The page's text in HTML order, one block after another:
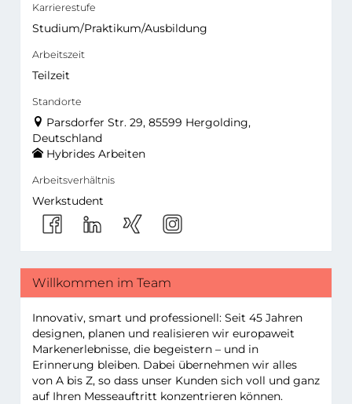
Karrierestufe
Studium/Praktikum/Ausbildung
Arbeitszeit
Teilzeit
Standorte
Parsdorfer Str. 29, 85599 Hergolding,
Deutschland
Hybrides Arbeiten
Arbeitsverhältnis
Werkstudent
Willkommen im Team
Innovativ, smart und professionell: Seit 45 Jahren
designen, planen und realisieren wir europaweit
Markenerlebnisse, die begeistern – und in
Erinnerung bleiben. Dabei übernehmen wir alles
von A bis Z, so dass unser Kunden sich voll und ganz
auf Ihren Messeauftritt konzentrieren können.